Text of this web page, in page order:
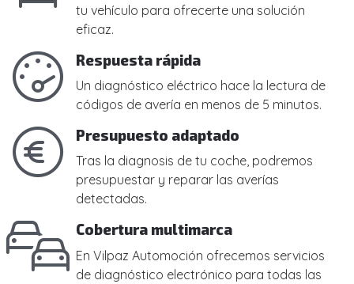
tu vehículo para ofrecerte una solución
eficaz.
Respuesta rápida
Un diagnóstico eléctrico hace la lectura de
códigos de avería en menos de 5 minutos.
Presupuesto adaptado
Tras la diagnosis de tu coche, podremos
presupuestar y reparar las averías
detectadas.
Cobertura multimarca
En Vilpaz Automoción ofrecemos servicios
de diagnóstico electrónico para todas las